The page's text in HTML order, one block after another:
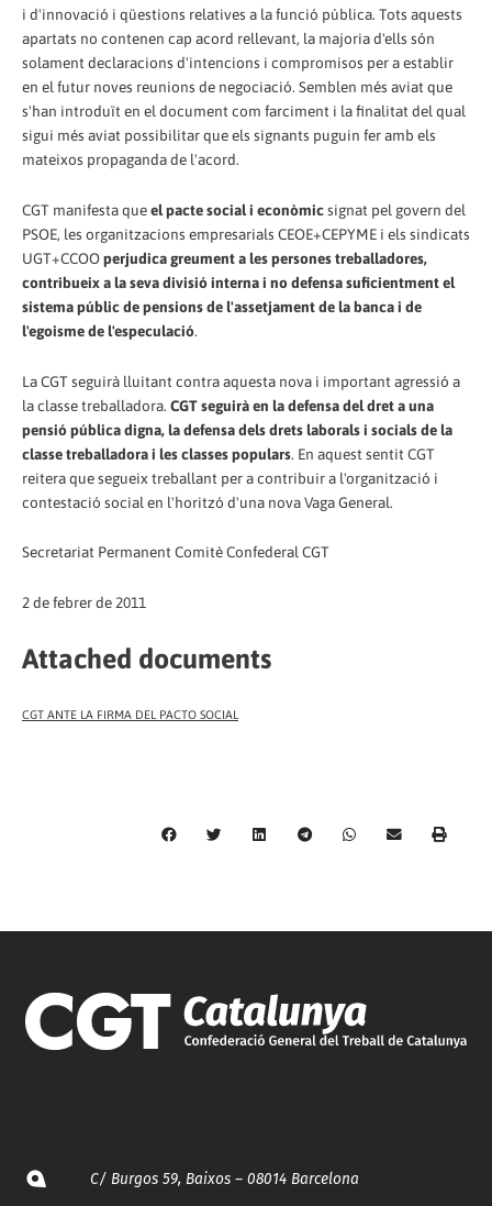
i d'innovació i qüestions relatives a la funció pública. Tots aquests
apartats no contenen cap acord rellevant, la majoria d'ells són
solament declaracions d'intencions i compromisos per a establir
en el futur noves reunions de negociació. Semblen més aviat que
s'han introduït en el document com farciment i la finalitat del qual
sigui més aviat possibilitar que els signants puguin fer amb els
mateixos propaganda de l'acord.
CGT manifesta queel pacte social i econòmicsignat pel govern del
PSOE, les organitzacions empresarials CEOE+CEPYME i els sindicats
UGT+CCOOperjudica greument a les persones treballadores,
contribueix a la seva divisió interna i no defensa suficientment el
sistema públic de pensions de l'assetjament de la banca i de
l'egoisme de l'especulació.
La CGT seguirà lluitant contra aquesta nova i important agressió a
la classe treballadora. CGT seguirà en la defensa del dret a una
pensió pública digna, la defensa dels drets laborals i socials de la
classe treballadora i les classes populars. En aquest sentit CGT
reitera que segueix treballant per a contribuir a l'organització i
contestació social en l'horitzó d'una nova Vaga General.
Secretariat Permanent Comitè Confederal CGT
2 de febrer de 2011
Attached documents
CGT ANTE LA FIRMA DEL PACTO SOCIAL
C/ Burgos 59, Baixos – 08014 Barcelona